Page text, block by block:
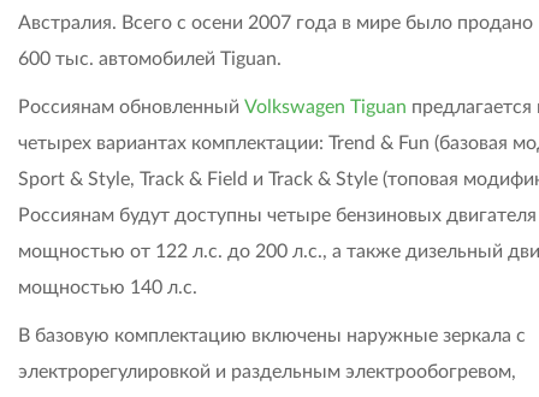
Австралия. Всего с осени 2007 года в мире было продано
600 тыс. автомобилей Tiguan.
Россиянам обновленный Volkswagen Tiguan предлагается
четырех вариантах комплектации: Trend & Fun (базовая
Sport & Style, Track & Field и Track & Style (топовая
Россиянам будут доступны четыре бензиновых двигателя
мощностью от 122 л.с. до 200 л.с., а также дизельный
мощностью 140 л.с.
В базовую комплектацию включены наружные зеркала с
электрорегулировкой и раздельным электрообогревом,